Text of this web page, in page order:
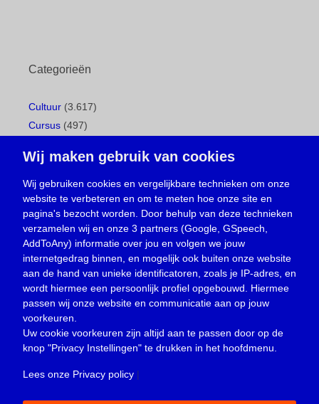
Categorieën
Cultuur (3.617)
Cursus (497)
Gemeentepagina(104)
Ingezonden brief(539)
Media(156)
Nieuws (23.330)
Oproep(734)
Overlijden(39)
Podcast(18)
prijsvraag (5)
Religie (1.438)
Service(226)
Wij maken gebruik van cookies
Wij gebruiken cookies en vergelijkbare technieken om onze
website te verbeteren en om te meten hoe onze site en
pagina's bezocht worden. Door behulp van deze technieken
verzamelen wij en onze 3 partners (Google, GSpeech,
AddToAny) informatie over jou en volgen we jouw
internetgedrag binnen, en mogelijk ook buiten onze website
aan de hand van unieke identificatoren, zoals je IP-adres, en
wordt hiermee een persoonlijk profiel opgebouwd. Hiermee
passen wij onze website en communicatie aan op jouw
voorkeuren.
Uw cookie voorkeuren zijn altijd aan te passen door op de
knop "Privacy Instellingen" te drukken in het hoofdmenu.
Lees onze Privacy policy |